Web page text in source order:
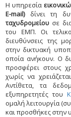
Η υπηρεσία
E-mail)δίνει τη
ταχυδρομείου σε
του ΕΜΠ. Oι
διευθύνσεις της
στην δικτυακή
οποία ανήκουν. Ο
προσφέρει στους
χωρίς να
Αντίθετα, τα
εξυπηρετητές του
ομαλή λειτουργία
και προσθήκες στην